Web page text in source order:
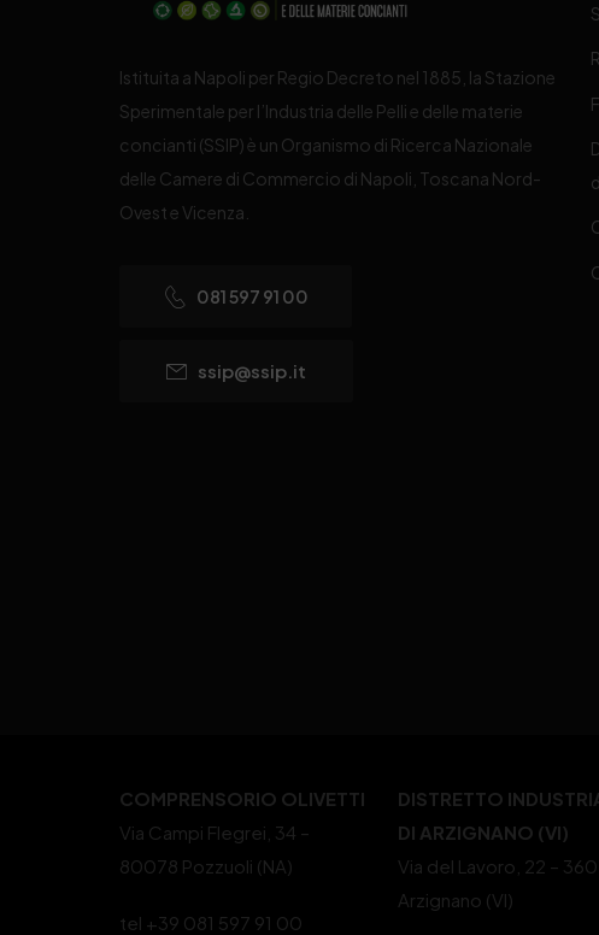
Istituita a Napoli per Regio Decreto nel 1885, la Stazione
Sperimentale per l’Industria delle Pelli e delle materie
concianti (SSIP) è un Organismo di Ricerca Nazionale
delle Camere di Commercio di Napoli, Toscana Nord-
Ovest e Vicenza.
081 597 91 00
ssip@ssip.it
COMPRENSORIO OLIVETTI
Via Campi Flegrei, 34 –
80078 Pozzuoli (NA)
tel +39 081 597 91 00
DISTRETTO
DI ARZIGNANO (VI)
Via del Lavoro, 22 –
Arzignano (VI)